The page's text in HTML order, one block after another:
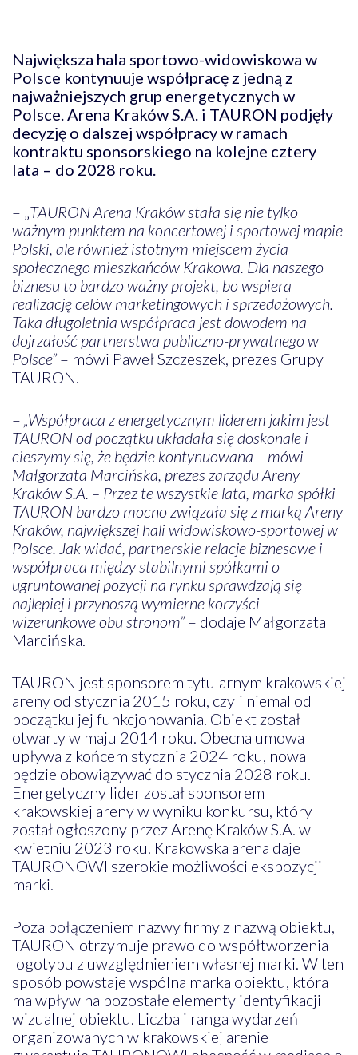
Największa hala sportowo-widowiskowa w
Polsce kontynuuje współpracę z jedną z
najważniejszych grup energetycznych w
Polsce. Arena Kraków S.A. i TAURON podjęły
decyzję o dalszej współpracy w ramach
kontraktu sponsorskiego na kolejne cztery
lata – do 2028 roku.
– „TAURON Arena Kraków stała się nie tylko
ważnym punktem na koncertowej i sportowej mapie
Polski, ale również istotnym miejscem życia
społecznego mieszkańców Krakowa. Dla naszego
biznesu to bardzo ważny projekt, bo wspiera
realizację celów marketingowych i sprzedażowych.
Taka długoletnia współpraca jest dowodem na
dojrzałość partnerstwa publiczno-prywatnego w
Polsce” – mówi Paweł Szczeszek, prezes Grupy
TAURON.
– „Współpraca z energetycznym liderem jakim jest
TAURON od początku układała się doskonale i
cieszymy się, że będzie kontynuowana – mówi
Małgorzata Marcińska, prezes zarządu Areny
Kraków S.A. – Przez te wszystkie lata, marka spółki
TAURON bardzo mocno związała się z marką Areny
Kraków, największej hali widowiskowo-sportowej w
Polsce. Jak widać, partnerskie relacje biznesowe i
współpraca między stabilnymi spółkami o
ugruntowanej pozycji na rynku sprawdzają się
najlepiej i przynoszą wymierne korzyści
wizerunkowe obu stronom” – dodaje Małgorzata
Marcińska.
TAURON jest sponsorem tytularnym krakowskiej
areny od stycznia 2015 roku, czyli niemal od
początku jej funkcjonowania. Obiekt został
otwarty w maju 2014 roku. Obecna umowa
upływa z końcem stycznia 2024 roku, nowa
będzie obowiązywać do stycznia 2028 roku.
Energetyczny lider został sponsorem
krakowskiej areny w wyniku konkursu, który
został ogłoszony przez Arenę Kraków S.A. w
kwietniu 2023 roku. Krakowska arena daje
TAURONOWI szerokie możliwości ekspozycji
marki.
Poza połączeniem nazwy firmy z nazwą obiektu,
TAURON otrzymuje prawo do współtworzenia
logotypu z uwzględnieniem własnej marki. W ten
sposób powstaje wspólna marka obiektu, która
ma wpływ na pozostałe elementy identyfikacji
wizualnej obiektu. Liczba i ranga wydarzeń
organizowanych w krakowskiej arenie